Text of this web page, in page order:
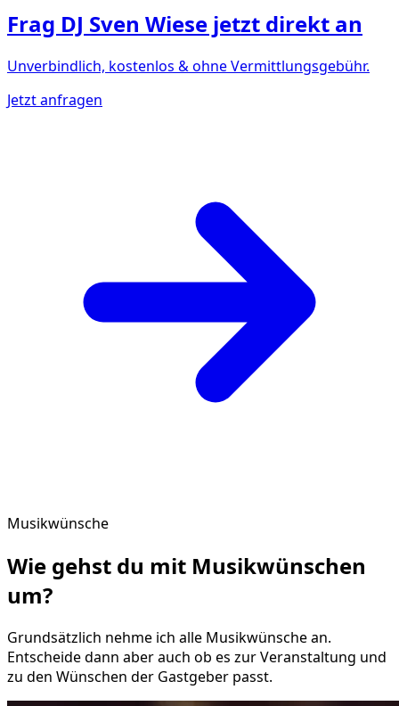
Frag DJ Sven Wiese jetzt direkt an
Unverbindlich, kostenlos & ohne Vermittlungsgebühr.
Jetzt anfragen
Musikwünsche
Wie gehst du mit Musikwünschen
um?
Grundsätzlich nehme ich alle Musikwünsche an.
Entscheide dann aber auch ob es zur Veranstaltung und
zu den Wünschen der Gastgeber passt.